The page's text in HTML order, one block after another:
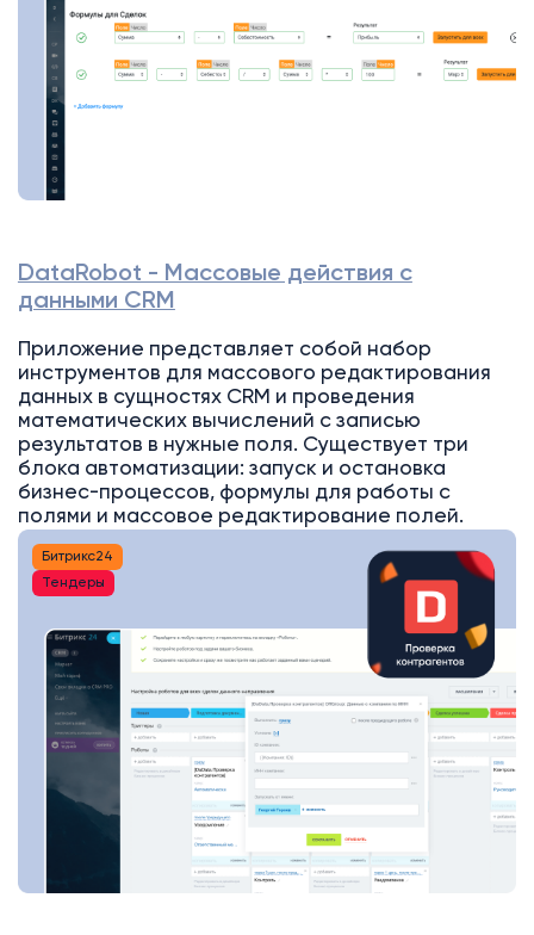
DataRobot - Массовые действия с
данными CRM
Приложение представляет собой набор
инструментов для массового редактирования
данных в сущностях CRM и проведения
математических вычислений с записью
результатов в нужные поля. Существует три
блока автоматизации: запуск и остановка
бизнес-процессов, формулы для работы с
полями и массовое редактирование полей.
Битрикс24
Тендеры